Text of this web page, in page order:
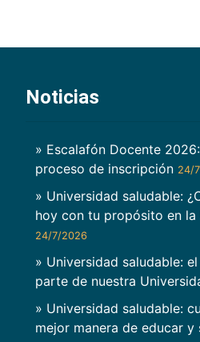
Noticias
» Escalafón Docente
proceso de inscripción 24/
» Universidad saludable:
hoy con tu propósito en la
24/7/2026
» Universidad saludable:
parte de nuestra
» Universidad saludable:
mejor manera de educar y